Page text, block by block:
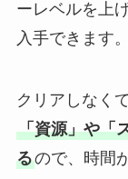
ーレベルを上
入手できます。
クリアしなく
「資源」や「
るので、時間